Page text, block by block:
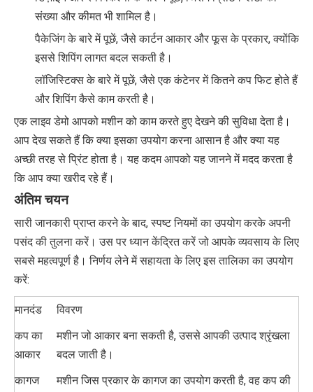
संख्या और कीमत भी शामिल है।
पैकेजिंग के बारे में पूछें, जैसे कार्टन आकार और फूस के प्रकार, क्योंकि
इससे शिपिंग लागत बदल सकती है।
लॉजिस्टिक्स के बारे में पूछें, जैसे एक कंटेनर में कितने कप फिट होते हैं
और शिपिंग कैसे काम करती है।
एक लाइव डेमो आपको मशीन को काम करते हुए देखने की सुविधा देता है।
आप देख सकते हैं कि क्या इसका उपयोग करना आसान है और क्या यह
अच्छी तरह से प्रिंट होता है। यह कदम आपको यह जानने में मदद करता है
कि आप क्या खरीद रहे हैं।
अंतिम चयन
सारी जानकारी प्राप्त करने के बाद, स्पष्ट नियमों का उपयोग करके अपनी
पसंद की तुलना करें। उस पर ध्यान केंद्रित करें जो आपके व्यवसाय के लिए
सबसे महत्वपूर्ण है। निर्णय लेने में सहायता के लिए इस तालिका का उपयोग
करें:
मानदंड
विवरण
कप का
आकार
मशीन जो आकार बना सकती है, उससे आपकी उत्पाद श्रृंखला
बदल जाती है।
कागज
मशीन जिस प्रकार के कागज का उपयोग करती है, वह कप की